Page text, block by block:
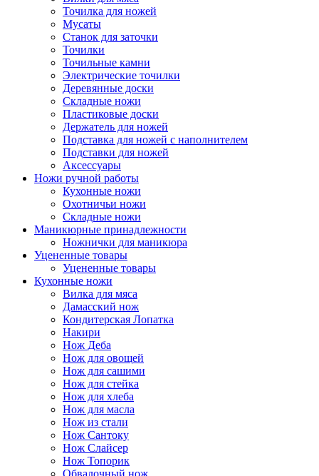
Точилка для ножей
Мусаты
Станок для заточки
Точилки
Точильные камни
Электрические точилки
Деревянные доски
Складные ножи
Пластиковые доски
Держатель для ножей
Подставка для ножей с наполнителем
Подставки для ножей
Аксессуары
Ножи ручной работы
Кухонные ножи
Охотничьи ножи
Складные ножи
Маникюрные принадлежности
Ножнички для маникюра
Уцененные товары
Уцененные товары
Кухонные ножи
Вилка для мяса
Дамасский нож
Кондитерская Лопатка
Накири
Нож Деба
Нож для овощей
Нож для сашими
Нож для стейка
Нож для хлеба
Нож для масла
Нож из стали
Нож Сантоку
Нож Слайсер
Нож Топорик
Обвалочный нож